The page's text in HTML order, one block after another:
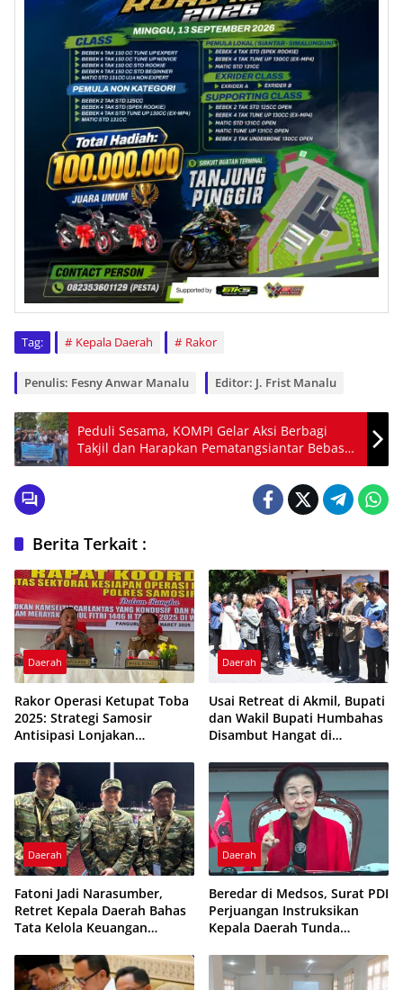
Tag: Kepala Daerah Rakor
Penulis: Fesny Anwar Manalu Editor: J. Frist Manalu
Peduli Sesama, KOMPI Gelar Aksi Berbagi
Takjil dan Harapkan Pematangsiantar Bebas
Narkoba
Berita Terkait :
Daerah
Rakor Operasi Ketupat Toba
2025: Strategi Samosir
Antisipasi Lonjakan
Daerah
Usai Retreat di Akmil, Bupati
dan Wakil Bupati Humbahas
Disambut Hangat di
Daerah
Fatoni Jadi Narasumber,
Retret Kepala Daerah Bahas
Tata Kelola Keuangan
Daerah
Beredar di Medsos, Surat PDI
Perjuangan Instruksikan
Kepala Daerah Tunda